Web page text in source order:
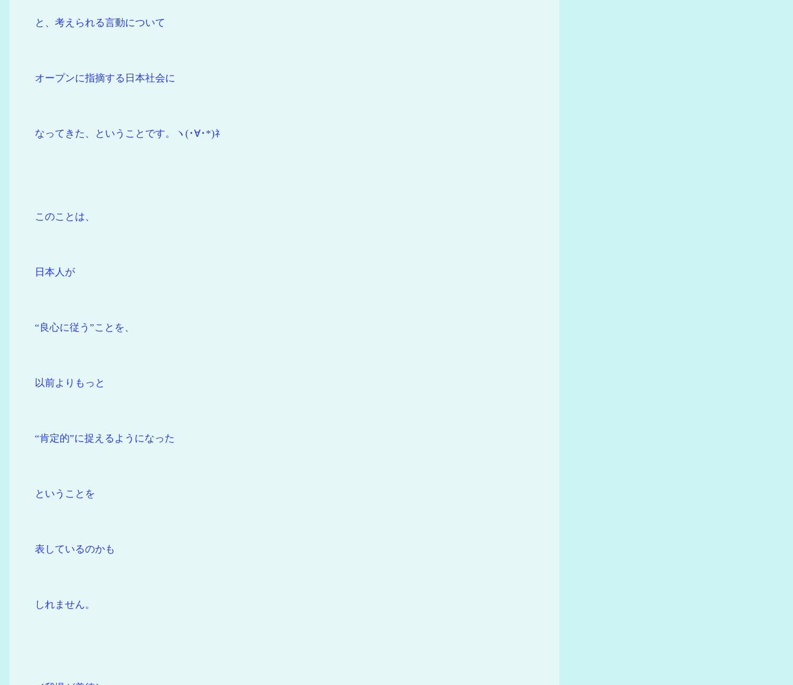
と、考えられる言動について
オープンに指摘する日本社会に
なってきた、ということです。ヽ(･∀･*)ﾈ
このことは、
日本人が
“良心に従う”ことを、
以前よりもっと
“肯定的”に捉えるようになった
ということを
表しているのかも
しれません。